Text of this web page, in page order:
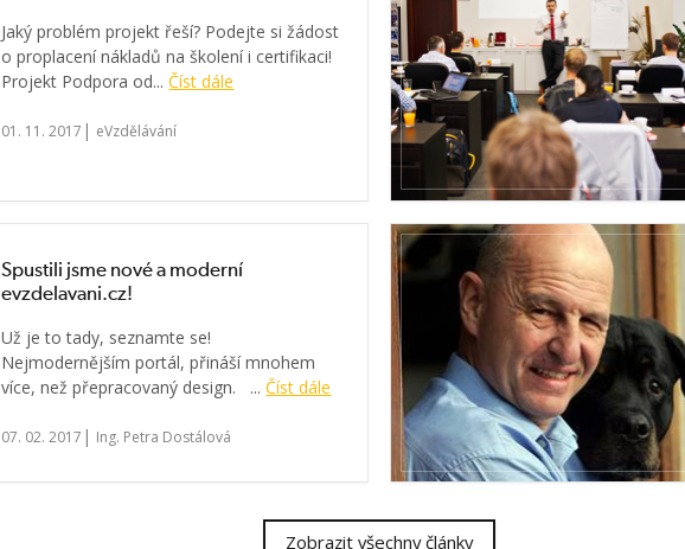
Jaký problém projekt řeší? Podejte si žádost
o proplacení nákladů na školení i certifikaci!
Projekt Podpora od...Číst dále
01. 11. 2017 | eVzdělávání
Spustili jsme nové a moderní
evzdelavani.cz!
Už je to tady, seznamte se!
Nejmodernějším portál, přináší mnohem
více, než přepracovaný design. ...Číst dále
07. 02. 2017 | Ing. Petra Dostálová
Zobrazit všechny články